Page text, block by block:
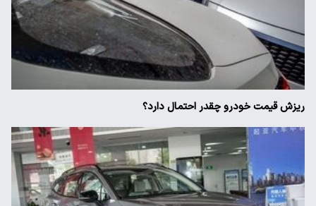
ریزش قیمت خودرو چقدر احتمال دارد؟